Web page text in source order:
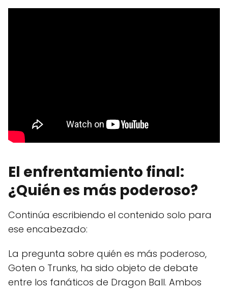
El enfrentamiento final:
¿Quién es más poderoso?
Continúa escribiendo el contenido solo para
ese encabezado:
La pregunta sobre quién es más poderoso,
Goten o Trunks, ha sido objeto de debate
entre los fanáticos de Dragon Ball. Ambos